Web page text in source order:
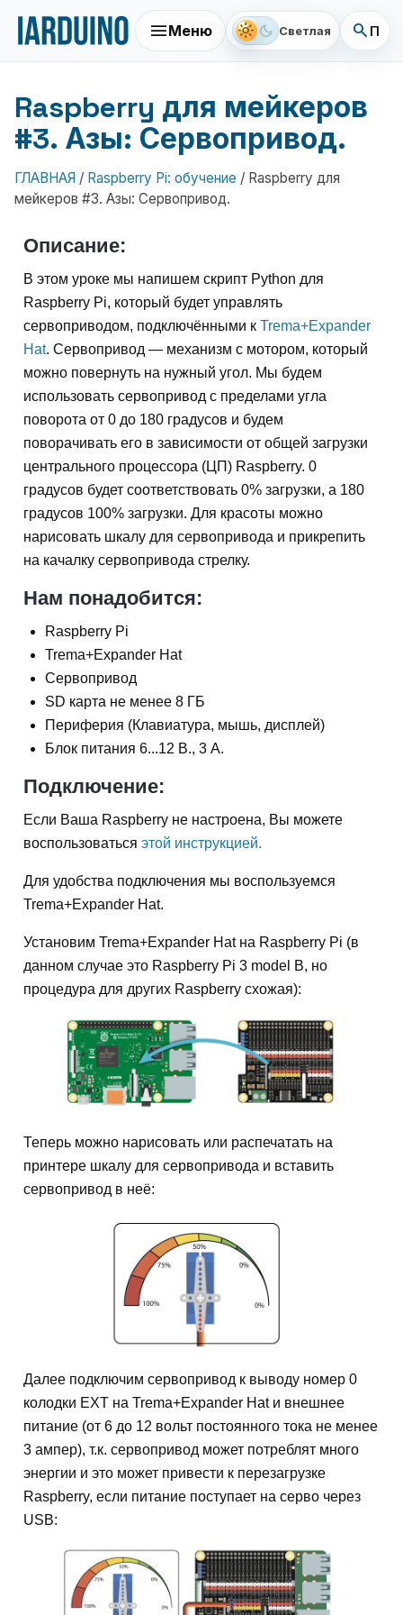
menuМеню light_mode dark_mode Светлая search
Raspberry для мейкеров
#3. Азы: Сервопривод.
ГЛАВНАЯ / Raspberry Pi: обучение / Raspberry для
мейкеров #3. Азы: Сервопривод.
Описание:
В этом уроке мы напишем скрипт Python для
Raspberry Pi, который будет управлять
сервоприводом, подключёнными к Trema+Expander
Hat. Сервопривод — механизм с мотором, который
можно повернуть на нужный угол. Мы будем
использовать сервопривод с пределами угла
поворота от 0 до 180 градусов и будем
поворачивать его в зависимости от общей загрузки
центрального процессора (ЦП) Raspberry. 0
градусов будет соответствовать 0% загрузки, а 180
градусов 100% загрузки. Для красоты можно
нарисовать шкалу для сервопривода и прикрепить
на качалку сервопривода стрелку.
Нам понадобится:
Raspberry Pi
Trema+Expander Hat
Сервопривод
SD карта не менее 8 ГБ
Периферия (Клавиатура, мышь, дисплей)
Блок питания 6...12 В., 3 А.
Подключение:
Если Ваша Raspberry не настроена, Вы можете
воспользоваться этой инструкцией.
Для удобства подключения мы воспользуемся
Trema+Expander Hat.
Установим Trema+Expander Hat на Raspberry Pi (в
данном случае это Raspberry Pi 3 model B, но
процедура для других Raspberry схожая):
Теперь можно нарисовать или распечатать на
принтере шкалу для сервопривода и вставить
сервопривод в неё:
Далее подключим сервопривод к выводу номер 0
колодки EXT на Trema+Expander Hat и внешнее
питание (от 6 до 12 вольт постоянного тока не менее
3 ампер), т.к. сервопривод может потреблят много
энергии и это может привести к перезагрузке
Raspberry, если питание поступает на серво через
USB: